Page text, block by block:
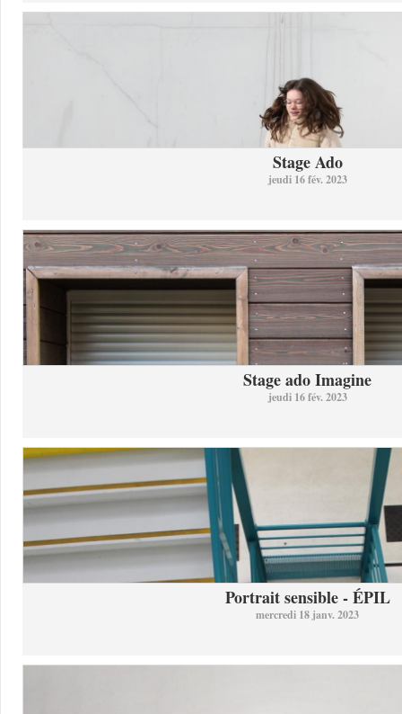
Stage Ado
jeudi 16 fév. 2023
Stage ado Imagine
jeudi 16 fév. 2023
Portrait sensible - ÉPIL
mercredi 18 janv. 2023